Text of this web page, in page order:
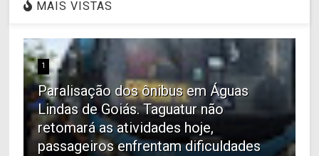
MAIS VISTAS
1
Paralisação dos ônibus em Águas
Lindas de Goiás. Taguatur não
retomará as atividades hoje,
passageiros enfrentam dificuldades